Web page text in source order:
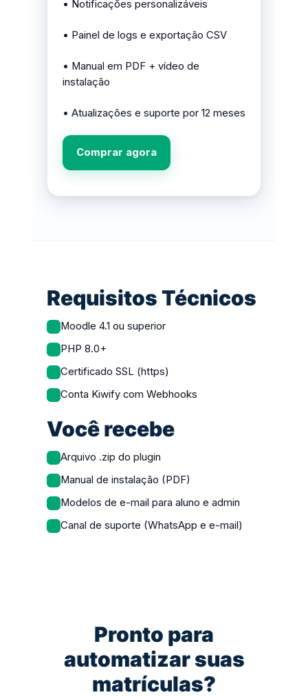
• Notificações personalizáveis
• Painel de logs e exportação CSV
• Manual em PDF + vídeo de
instalação
• Atualizações e suporte por 12 meses
Comprar agora
Requisitos Técnicos
Moodle 4.1 ou superior
PHP 8.0+
Certificado SSL (https)
Conta Kiwify com Webhooks
Você recebe
Arquivo .zip do plugin
Manual de instalação (PDF)
Modelos de e-mail para aluno e admin
Canal de suporte (WhatsApp e e-mail)
Pronto para
automatizar suas
matrículas?